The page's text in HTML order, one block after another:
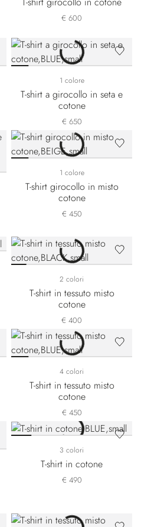
€ 600
1 colore
T-shirt a girocollo in seta e
cotone
€ 650
1 colore
T-shirt girocollo in misto
cotone
€ 450
2 colori
T-shirt in tessuto misto
cotone
€ 400
4 colori
T-shirt in tessuto misto
cotone
€ 450
3 colori
T-shirt in cotone
€ 490